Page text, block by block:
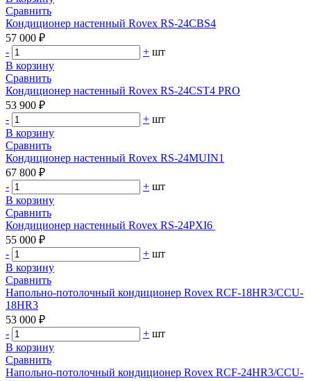
Сравнить
Кондиционер настенный Rovex RS-24CBS4
57 000 ₽
-
+ шт
В корзину
Сравнить
Кондиционер настенный Rovex RS-24CST4 PRO
53 900 ₽
-
+ шт
В корзину
Сравнить
Кондиционер настенный Rovex RS-24MUIN1
67 800 ₽
-
+ шт
В корзину
Сравнить
Кондиционер настенный Rovex RS-24PXI6
55 000 ₽
-
+ шт
В корзину
Сравнить
Напольно-потолочный кондиционер Rovex RCF-18HR3/CCU-
18HR3
53 000 ₽
-
+ шт
В корзину
Сравнить
Напольно-потолочный кондиционер Rovex RCF-24HR3/CCU-